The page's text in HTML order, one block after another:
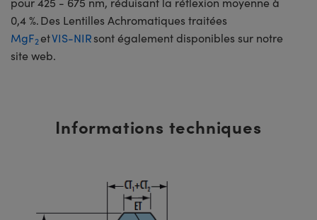
0,4 %. Des Lentilles Achromatiques traitées
MgF2etVIS-NIRsont également disponibles sur notre
site web.
Informations techniques